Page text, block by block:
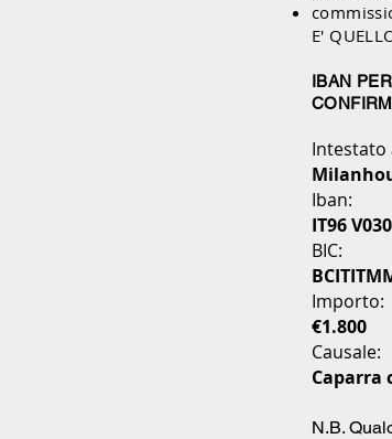
E'
IBAN
Intestato
Iban:
IT96
BIC:
Importo:
€1.800
Causale:
Caparra
N.B.